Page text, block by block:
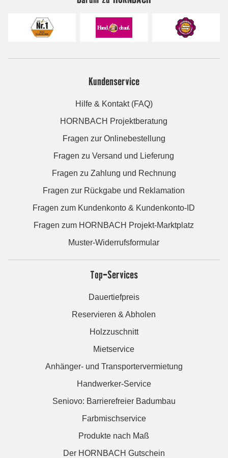
Kundenservice
Hilfe & Kontakt (FAQ)
HORNBACH Projektberatung
Fragen zur Onlinebestellung
Fragen zu Versand und Lieferung
Fragen zu Zahlung und Rechnung
Fragen zur Rückgabe und Reklamation
Fragen zum Kundenkonto & Kundenkonto-ID
Fragen zum HORNBACH Projekt-Marktplatz
Muster-Widerrufsformular
Top-Services
Dauertiefpreis
Reservieren & Abholen
Holzzuschnitt
Mietservice
Anhänger- und Transportervermietung
Handwerker-Service
Seniovo: Barrierefreier Badumbau
Farbmischservice
Produkte nach Maß
Der HORNBACH Gutschein